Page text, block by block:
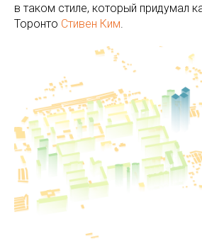
в таком стиле, который придумал
Торонто Стивен Ким